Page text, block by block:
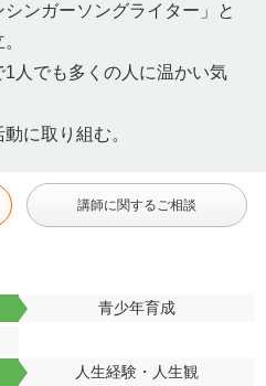
ンガーソングライター」と
人でも多くの人に温かい気
に取り組む。
講師に関するご相談
青少年育成
人生経験・人生観